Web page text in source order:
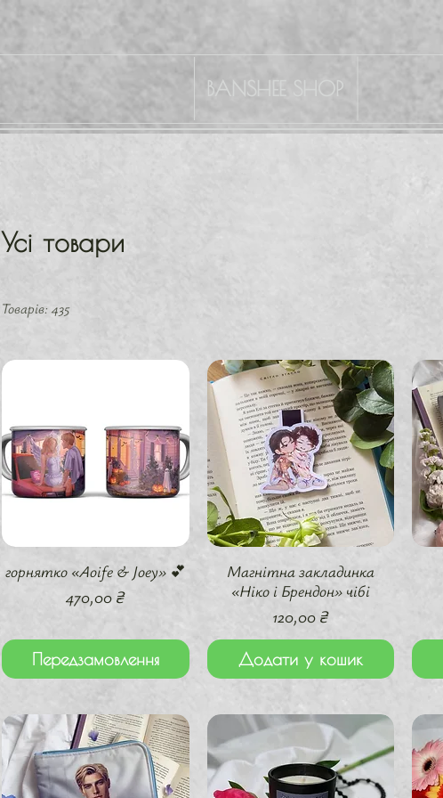
BANSHEE SHOP
Усі товари
Товарів: 435
Швидкий перегляд
горнятко «Aoife & Joey» 💕
Ціна
470,00 ₴
Передзамовлення
Швидкий перегляд
Магнітна закладинка
«Ніко і Брендон» чібі
Ціна
120,00 ₴
Додати у кошик